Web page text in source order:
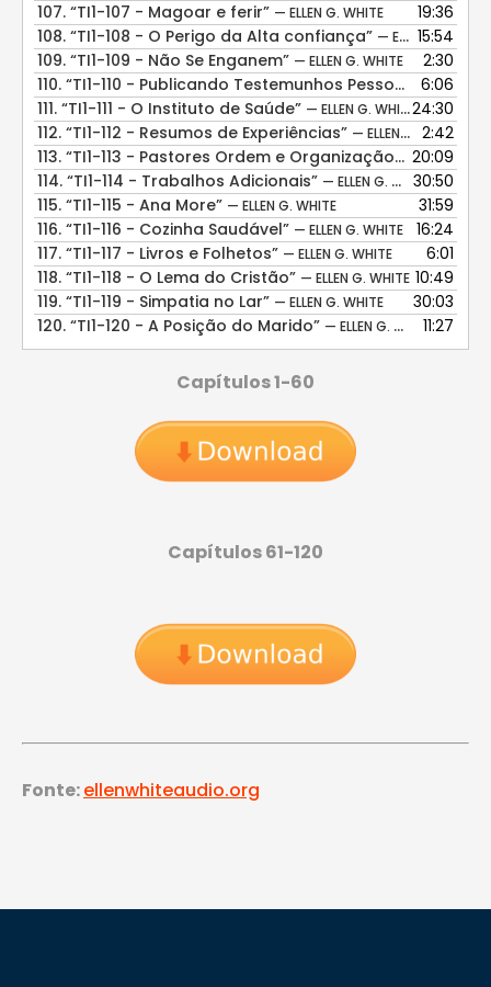
107. “TI1-107 - Magoar e ferir” — ELLEN G. WHITE
19:36
108. “TI1-108 - O Perigo da Alta confiança” — ELLEN G. WHITE
15:54
109. “TI1-109 - Não Se Enganem” — ELLEN G. WHITE
2:30
110. “TI1-110 - Publicando Testemunhos Pessoais” — ELLEN
6:06
111. “TI1-111 - O Instituto de Saúde” — ELLEN G. WHITE
24:30
112. “TI1-112 - Resumos de Experiências” — ELLEN G. WHITE
2:42
113. “TI1-113 - Pastores Ordem e Organização” — ELLEN G.
20:09
114. “TI1-114 - Trabalhos Adicionais” — ELLEN G. WHITE
30:50
115. “TI1-115 - Ana More” — ELLEN G. WHITE
31:59
116. “TI1-116 - Cozinha Saudável” — ELLEN G. WHITE
16:24
117. “TI1-117 - Livros e Folhetos” — ELLEN G. WHITE
6:01
118. “TI1-118 - O Lema do Cristão” — ELLEN G. WHITE 10:49
119. “TI1-119 - Simpatia no Lar” — ELLEN G. WHITE
30:03
120. “TI1-120 - A Posição do Marido” — ELLEN G. WHITE 11:27
Capítulos 1-60
Capítulos 61-120
Fonte:ellenwhiteaudio.org